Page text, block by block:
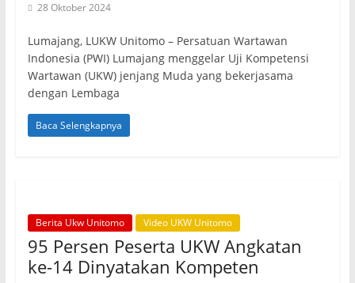
28 Oktober 2024
Lumajang, LUKW Unitomo – Persatuan Wartawan
Indonesia (PWI) Lumajang menggelar Uji Kompetensi
Wartawan (UKW) jenjang Muda yang bekerjasama
dengan Lembaga
Baca Selengkapnya
Berita Ukw Unitomo Video UKW Unitomo
95 Persen Peserta UKW Angkatan
ke-14 Dinyatakan Kompeten